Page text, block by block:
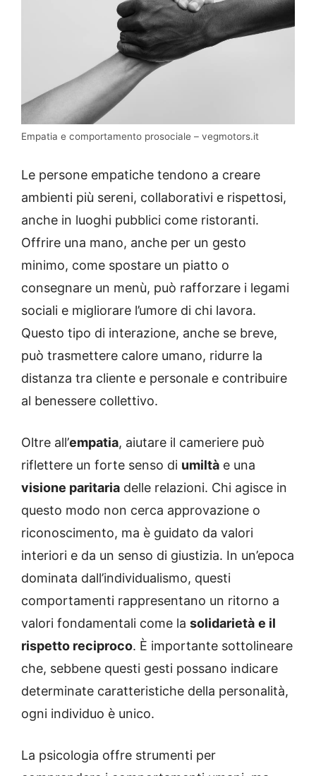
Empatia e comportamento prosociale – vegmotors.it
Le persone empatiche tendono a creare
ambienti più sereni, collaborativi e rispettosi,
anche in luoghi pubblici come ristoranti.
Offrire una mano, anche per un gesto
minimo, come spostare un piatto o
consegnare un menù, può rafforzare i legami
sociali e migliorare l’umore di chi lavora.
Questo tipo di interazione, anche se breve,
può trasmettere calore umano, ridurre la
distanza tra cliente e personale e contribuire
al benessere collettivo.
Oltre all’empatia, aiutare il cameriere può
riflettere un forte senso di umiltà e una
visione paritaria delle relazioni. Chi agisce in
questo modo non cerca approvazione o
riconoscimento, ma è guidato da valori
interiori e da un senso di giustizia. In un’epoca
dominata dall’individualismo, questi
comportamenti rappresentano un ritorno a
valori fondamentali come la solidarietà e il
rispetto reciproco. È importante sottolineare
che, sebbene questi gesti possano indicare
determinate caratteristiche della personalità,
ogni individuo è unico.
La psicologia offre strumenti per